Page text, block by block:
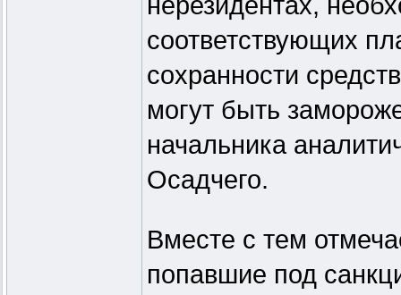
соответствующих
сохранности
могут быть
начальника
Осадчего.
Вместе с тем
попавшие под